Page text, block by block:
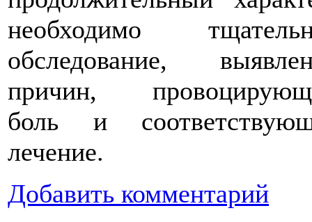
необходимо
обследование,
причин,
боль и
лечение.
Добавить комментарий